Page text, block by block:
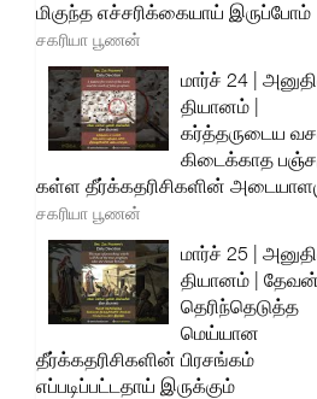
மிகுந்த எச்சரிக்கையாய் இருப்போம்
சகரியா பூணன்
மார்ச் 24 |
தியானம் |
கர்த்தருடைய
கிடைக்காத
கள்ள தீர்க்கதரிசிகளின்
சகரியா பூணன்
மார்ச் 25 |
தியானம் | தேவன்
தெரிந்தெடுத்த
மெய்யான
தீர்க்கதரிசிகளின் பிரசங்கம்
எப்படிப்பட்டதாய் இருக்கும்